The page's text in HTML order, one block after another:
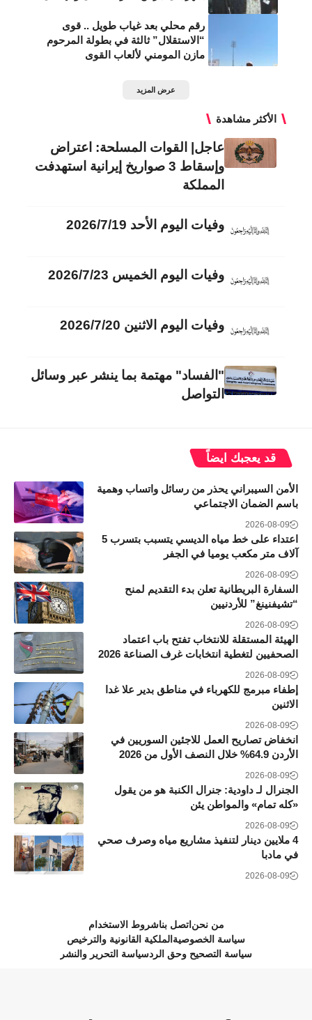
رقم محلي بعد غياب طويل .. قوى
“الاستقلال” ثالثة في بطولة المرحوم
مازن المومني لألعاب القوى
عرض المزيد
الأكثر مشاهدة
عاجل| القوات المسلحة: اعتراض
وإسقاط 3 صواريخ إيرانية استهدفت
المملكة
وفيات اليوم الأحد 2026/7/19
وفيات اليوم الخميس 2026/7/23
وفيات اليوم الاثنين 2026/7/20
"الفساد" مهتمة بما ينشر عبر وسائل
التواصل
قد يعجبك ايضاً
الأمن السيبراني يحذر من رسائل واتساب وهمية
باسم الضمان الاجتماعي
2026-08-09
اعتداء على خط مياه الديسي يتسبب بتسرب 5
آلاف متر مكعب يوميا في الجفر
2026-08-09
السفارة البريطانية تعلن بدء التقديم لمنح
“تشيفنينغ” للأردنيين
2026-08-09
الهيئة المستقلة للانتخاب تفتح باب اعتماد
الصحفيين لتغطية انتخابات غرف الصناعة 2026
2026-08-09
إطفاء مبرمج للكهرباء في مناطق بدير علا غدا
الاثنين
2026-08-09
انخفاض تصاريح العمل للاجئين السوريين في
الأردن 64.9% خلال النصف الأول من 2026
2026-08-09
الجنرال لـ داودية: جنرال الكنبة هو من يقول
«كله تمام» والمواطن يئن
2026-08-09
4 ملايين دينار لتنفيذ مشاريع مياه وصرف صحي
في مادبا
2026-08-09
من نحن اتصل بناشروط الاستخدام
سياسة الخصوصية الملكية القانونية والترخيص
سياسة التصحيح وحق الردسياسة التحرير والنشر